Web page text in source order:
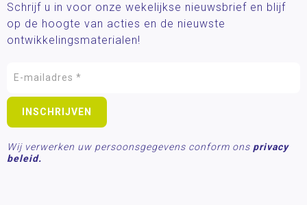
Schrijf u in voor onze wekelijkse nieuwsbrief en blijf
op de hoogte van acties en de nieuwste
ontwikkelingsmaterialen!
Wij verwerken uw persoonsgegevens conform ons privacy
beleid.